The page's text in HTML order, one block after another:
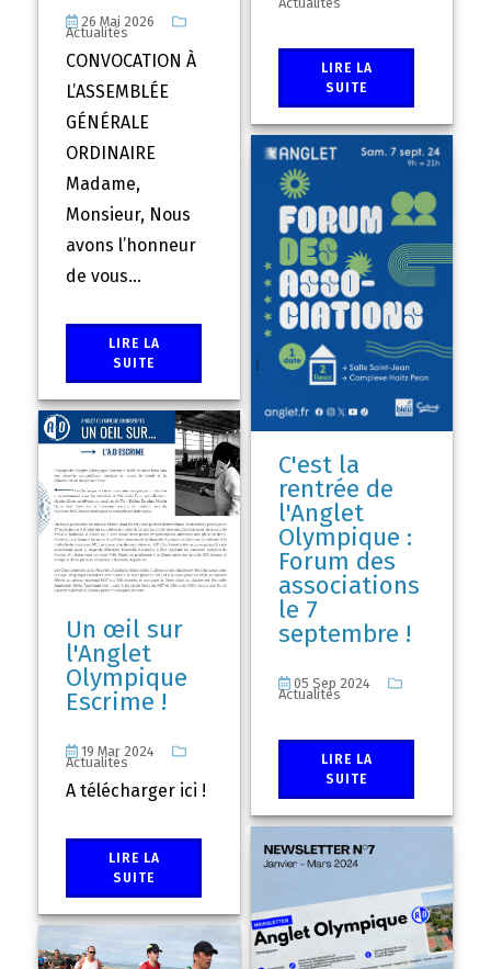
26 Mai 2026
Actualités
CONVOCATION À
L’ASSEMBLÉE
GÉNÉRALE
ORDINAIRE
Madame,
Monsieur, Nous
avons l’honneur
de vous...
LIRE LA
SUITE
LIRE LA
SUITE
C'est la
rentrée de
l'Anglet
Olympique :
Forum des
associations
le 7
septembre !
05 Sep 2024
Actualités
LIRE LA
SUITE
Un œil sur
l'Anglet
Olympique
Escrime !
19 Mar 2024
Actualités
A télécharger ici !
LIRE LA
SUITE